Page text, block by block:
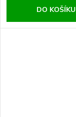
DO KOŠÍKU